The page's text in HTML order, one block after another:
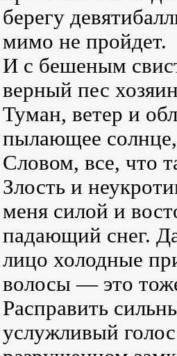
берегу
мимо не пройдет.
И с бешеным
верный пес
Туман, ветер и
пылающее солнце,
Словом, все, что
Злость и
меня силой и
падающий снег.
лицо холодные
волосы — это
Расправить
услужливый